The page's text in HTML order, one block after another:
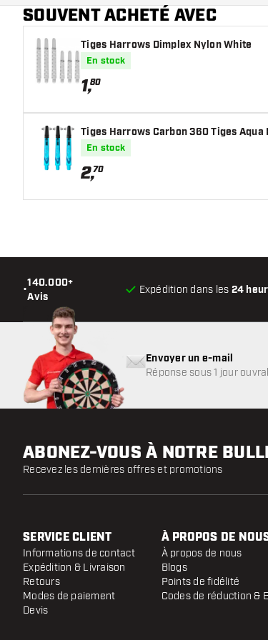
SOUVENT ACHETÉ AVEC
Tiges Harrows Dimplex Nylon White
En stock
1,80
Tiges Harrows Carbon 360 Tiges Aqua
En stock
2,70
•
140.000+
Avis
Expédition dans les 24
Envoyer un e-mail
Réponse sous 1 jour
ABONEZ-VOUS À NOTRE
Recevez les dernières offres et promotions
SERVICE CLIENT
Informations de contact
Expédition & Livraison
Retours
Modes de paiement
Devis
À PROPOS DE
À propos de nous
Blogs
Points de fidélité
Codes de réduction &